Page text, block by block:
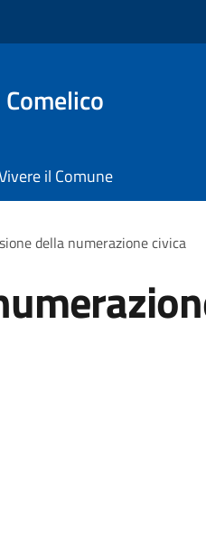
il Comune
della numerazione civica